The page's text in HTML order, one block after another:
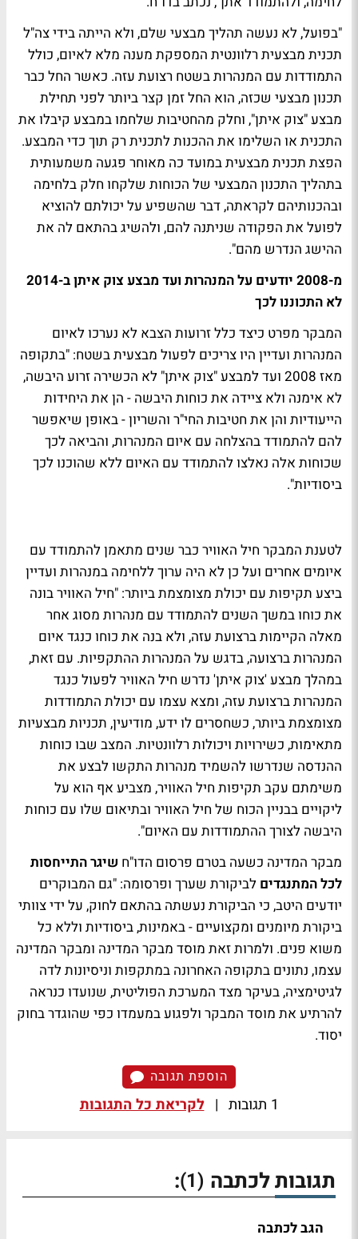
"בפועל, לא נעשה תהליך מבצעי שלם, ולא הייתה בידי צה"ל
תכנית מבצעית רלוונטית המספקת מענה מלא לאיום, כולל
התמודדות עם המנהרות בשטח רצועת עזה. כאשר החל כבר
תכנון מבצעי שכזה, הוא החל זמן קצר ביותר לפני תחילת
מבצע "צוק איתן", וחלק מהחטיבות שלחמו במבצע קיבלו את
התכנית או השלימו את ההכנות לתכנית רק תוך כדי המבצע.
הפצת תכנית מבצעית במועד כה מאוחר פגעה משמעותית
בתהליך התכנון המבצעי של הכוחות שלקחו חלק בלחימה
ובהכנותיהם לקראתה, דבר שהשפיע על יכולתם להוציא
לפועל את הפקודה שניתנה להם, ולהשיג בהתאם לה את
ההישג הנדרש מהם".
מ-2008 יודעים על המנהרות ועד מבצע צוק איתן ב-2014
לא התכוננו לכך
המבקר מפרט כיצד כלל זרועות הצבא לא נערכו לאיום
המנהרות ועדיין היו צריכים לפעול מבצעית בשטח: "בתקופה
מאז 2008 ועד למבצע "צוק איתן" לא הכשירה זרוע היבשה,
לא אימנה ולא ציידה את כוחות היבשה - הן את היחידות
הייעודיות והן את חטיבות החי"ר והשריון - באופן שיאפשר
להם להתמודד בהצלחה עם איום המנהרות, והביאה לכך
שכוחות אלה נאלצו להתמודד עם האיום ללא שהוכנו לכך
ביסודיות".
לטענת המבקר חיל האוויר כבר שנים מתאמן להתמודד עם
איומים אחרים ועל כן לא היה ערוך ללחימה במנהרות ועדיין
ביצע תקיפות עם יכולת מצומצמת ביותר: "חיל האוויר בונה
את כוחו במשך השנים להתמודד עם מנהרות מסוג אחר
מאלה הקיימות ברצועת עזה, ולא בנה את כוחו כנגד איום
המנהרות ברצועה, בדגש על המנהרות ההתקפיות. עם זאת,
במהלך מבצע 'צוק איתן' נדרש חיל האוויר לפעול כנגד
המנהרות ברצועת עזה, ומצא עצמו עם יכולת התמודדות
מצומצמת ביותר, כשחסרים לו ידע, מודיעין, תכניות מבצעיות
מתאימות, כשירויות ויכולות רלוונטיות. המצב שבו כוחות
ההנדסה שנדרשו להשמיד מנהרות התקשו לבצע את
משימתם עקב תקיפות חיל האוויר, מצביע אף הוא על
ליקויים בבניין הכוח של חיל האוויר ובתיאום שלו עם כוחות
היבשה לצורך ההתמודדות עם האיום".
מבקר המדינה כשעה בטרם פרסום הדו"ח שיגר התייחסות
לכל המתנגדים לביקורת שערך ופרסומה: "גם המבוקרים
יודעים היטב, כי הביקורת נעשתה בהתאם לחוק, על ידי צוותי
ביקורת מיומנים ומקצועיים - באמינות, ביסודיות וללא כל
משוא פנים. ולמרות זאת מוסד מבקר המדינה ומבקר המדינה
עצמו, נתונים בתקופה האחרונה במתקפות וניסיונות לדה
לגיטימציה, בעיקר מצד המערכת הפוליטית, שנועדו כנראה
להרתיע את מוסד המבקר ולפגוע במעמדו כפי שהוגדר בחוק
יסוד.
הוספת תגובה
1 תגובות | לקריאת כל התגובות
תגובות לכתבה (1)
:
הגב לכתבה